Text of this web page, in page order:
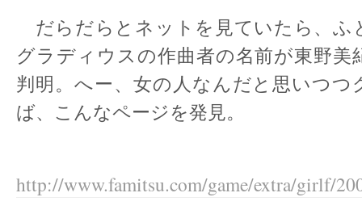
だらだらとネットを見ていたら、ふ
グラディウスの作曲者の名前が東野美
判明。へー、女の人なんだと思いつつ
ば、こんなページを発見。
http://www.famitsu.com/game/extra/girlf/